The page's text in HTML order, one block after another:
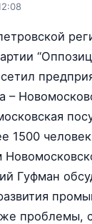
–
1500
Гуфман
проблемы,